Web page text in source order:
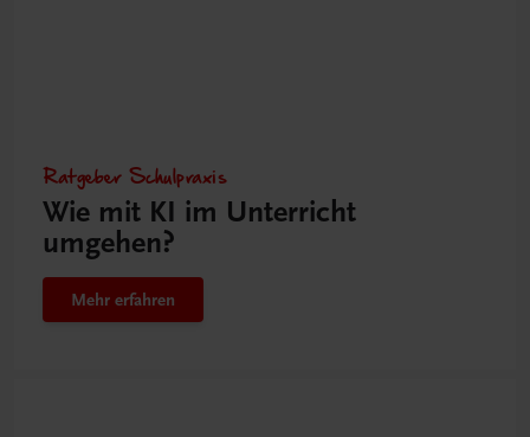
Ratgeber Schulpraxis
Wie mit KI im Unterricht
umgehen?
Mehr erfahren